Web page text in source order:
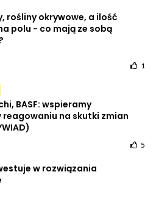
rośliny okrywowe, a ilość
polu - co mają ze sobą
1
BASF: wspieramy
na skutki zmian
5
w rozwiązania